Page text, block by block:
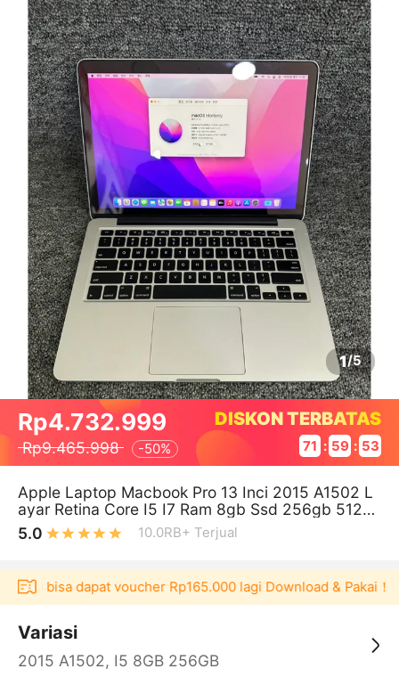
1/5
Rp4.732.999
Rp9.465.998 -50%
DISKON TERBATAS
71 : 59 : 52
Apple Laptop Macbook Pro 13 Inci 2015 A1502 L
ayar Retina Core I5 I7 Ram 8gb Ssd 256gb 512g
b Termurah Tanpa DP
5.0 10.0RB+ Terjual
bisa dapat voucher Rp165.000 lagi Download & Pakai！
Variasi
2015 A1502, I5 8GB 256GB